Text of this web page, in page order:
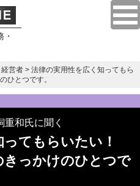
営者 > 法律の実用性を広く知ってもら
ひとつです。
重和氏に聞く
てもらいたい！
きっかけのひとつで